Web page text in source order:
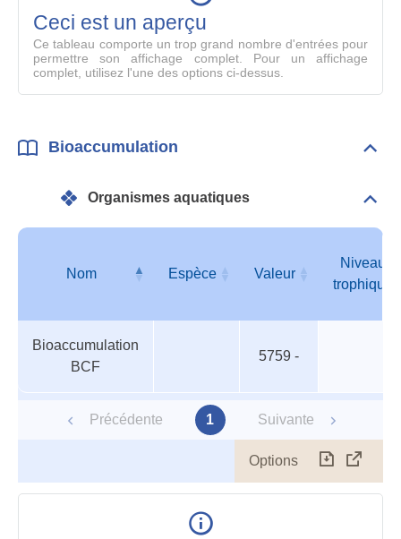
Ceci est un aperçu
Ce tableau comporte un trop grand nombre d'entrées pour
permettre son affichage complet. Pour un affichage
complet, utilisez l'une des options ci-dessus.
Bioaccumulation
Organismes aquatiques
aquatiques
Nom Espèce Valeur
Niveau
trophique
Bioaccumulation
BCF
5759 -
Précédente 1 Suivante
Options
le